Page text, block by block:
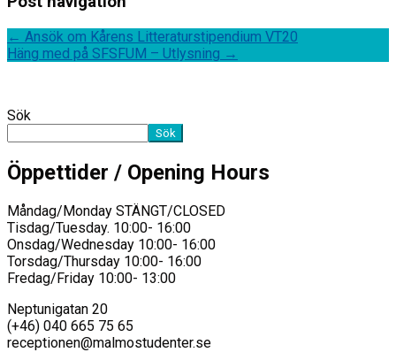
← Ansök om Kårens Litteraturstipendium VT20
Häng med på SFSFUM – Utlysning →
Sök
Sök
Öppettider / Opening Hours
Måndag/Monday STÄNGT/CLOSED
Tisdag/Tuesday. 10:00- 16:00
Onsdag/Wednesday 10:00- 16:00
Torsdag/Thursday 10:00- 16:00
Fredag/Friday 10:00- 13:00
Neptunigatan 20
(+46) 040 665 75 65
receptionen@malmostudenter.se